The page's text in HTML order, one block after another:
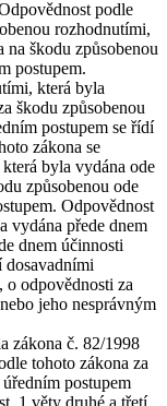
podle
rozhodnutími,
na škodu způsobenou
postupem.
která byla
škodu způsobenou
postupem se řídí
zákona se
byla vydána ode
způsobenou ode
Odpovědnost
vydána přede dnem
dnem účinnosti
dosavadními
o odpovědnosti za
jeho nesprávným
zákona č. 82/1998
tohoto zákona za
postupem